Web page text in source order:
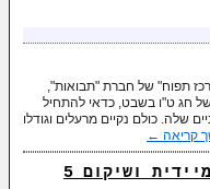
תפוח" של חברת "תבואות",
של חג ט"ו בשבט, כדאי להתחיל
שלה. כולם נקיים מרעלים וגודלו
קריאה ←
סדרת "CICA BIAFINE" להקלה מיידית ושיקום 5